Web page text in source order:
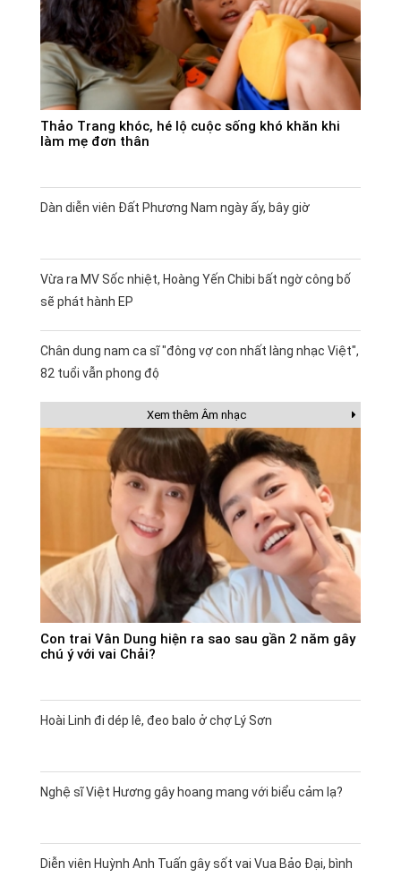
Thảo Trang khóc, hé lộ cuộc sống khó khăn khi
làm mẹ đơn thân
Dàn diễn viên Đất Phương Nam ngày ấy, bây giờ
Vừa ra MV Sốc nhiệt, Hoàng Yến Chibi bất ngờ công bố
sẽ phát hành EP
Chân dung nam ca sĩ "đông vợ con nhất làng nhạc Việt",
82 tuổi vẫn phong độ
Xem thêm Âm nhạc
Con trai Vân Dung hiện ra sao sau gần 2 năm gây
chú ý với vai Chải?
Hoài Linh đi dép lê, đeo balo ở chợ Lý Sơn
Nghệ sĩ Việt Hương gây hoang mang với biểu cảm lạ?
Diễn viên Huỳnh Anh Tuấn gây sốt vai Vua Bảo Đại, bình